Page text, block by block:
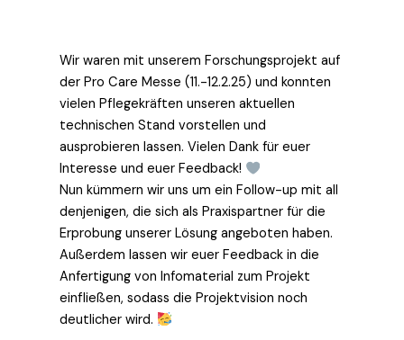
Wir waren mit unserem Forschungsprojekt auf
der Pro Care Messe (11.-12.2.25) und konnten
vielen Pflegekräften unseren aktuellen
technischen Stand vorstellen und
ausprobieren lassen. Vielen Dank für euer
Interesse und euer Feedback!
Nun kümmern wir uns um ein Follow-up mit all
denjenigen, die sich als Praxispartner für die
Erprobung unserer Lösung angeboten haben.
Außerdem lassen wir euer Feedback in die
Anfertigung von Infomaterial zum Projekt
einfließen, sodass die Projektvision noch
deutlicher wird.